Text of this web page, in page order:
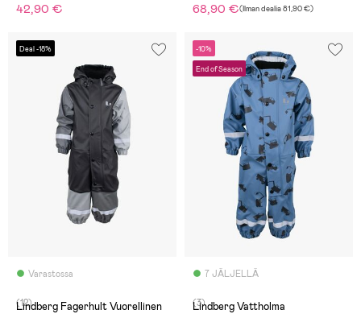
42,90 € 68,90 €(Ilman dealia81,90 €)
Deal -18%
Varastossa
(12)
Lindberg Fagerhult Vuorellinen
-10%
End of Season
7 JÄLJELLÄ
(3)
Lindberg Vattholma